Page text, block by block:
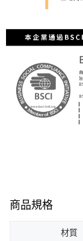
商品規格
材質